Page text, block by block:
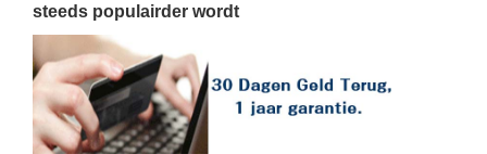
steeds populairder wordt